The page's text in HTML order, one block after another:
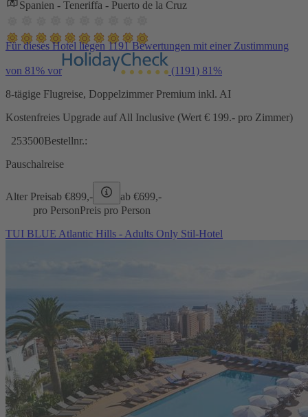
Spanien - Teneriffa - Puerto de la Cruz
Für dieses Hotel liegen 1191 Bewertungen mit einer Zustimmung
von 81% vor (1191) 81%
8-tägige Flugreise, Doppelzimmer Premium inkl. AI
Kostenfreies Upgrade auf All Inclusive (Wert € 199.- pro Zimmer)
253500Bestellnr.:
Pauschalreise
Alter Preisab €899,- ab €699,-
pro PersonPreis pro Person
TUI BLUE Atlantic Hills - Adults Only Stil-Hotel